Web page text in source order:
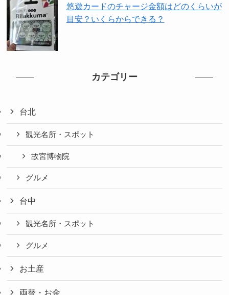
悠遊カードのチャージ金額はどのくらいが
目安？いくらからできる？
カテゴリー
台北
観光名所・スポット
故宮博物院
グルメ
台中
観光名所・スポット
グルメ
お土産
両替・お金